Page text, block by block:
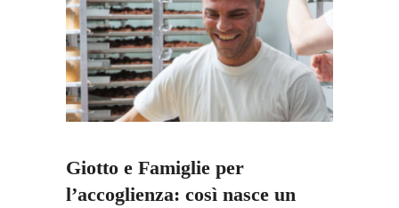
Giotto e Famiglie per
l’accoglienza: così nasce un